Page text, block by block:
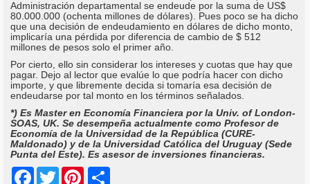
Administración departamental se endeude por la suma de US$
80.000.000 (ochenta millones de dólares). Pues poco se ha dicho
que una decisión de endeudamiento en dólares de dicho monto,
implicaría una pérdida por diferencia de cambio de $ 512
millones de pesos solo el primer año.
Por cierto, ello sin considerar los intereses y cuotas que hay que
pagar. Dejo al lector que evalúe lo que podría hacer con dicho
importe, y que libremente decida si tomaría esa decisión de
endeudarse por tal monto en los términos señalados.
*) Es Master en Economía Financiera por la Univ. of London-
SOAS, UK. Se desempeña actualmente como Profesor de
Economía de la Universidad de la República (CURE-
Maldonado) y de la Universidad Católica del Uruguay (Sede
Punta del Este). Es asesor de inversiones financieras.
Facebook
Twitter Pinterest